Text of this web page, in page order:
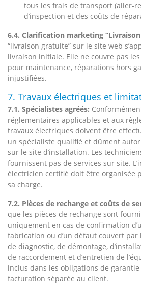
tous les frais de transport (aller-
d’inspection et des coûts de
6.4. Clarification marketing
“livraison gratuite” sur le site web
livraison initiale. Elle ne couvre pas
pour maintenance, réparations hors
injustifiées.
7. Travaux électriques et
7.1. Spécialistes agréés:
réglementaires applicables et aux
travaux électriques doivent être
un spécialiste qualifié et dûment
sur le site d’installation. Les
fournissent pas de services sur site.
électricien certifié doit être organisée
sa charge.
7.2. Pièces de rechange et coûts de
que les pièces de rechange sont
uniquement en cas de confirmation
fabrication ou d’un défaut couvert par
de diagnostic, de démontage,
de raccordement et d’entretien de
inclus dans les obligations de garantie
facturation séparée au client.